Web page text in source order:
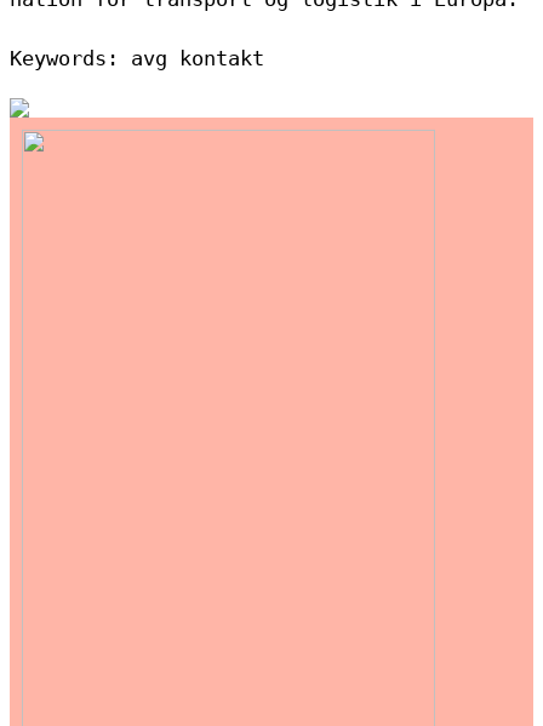
Keywords: avg kontakt